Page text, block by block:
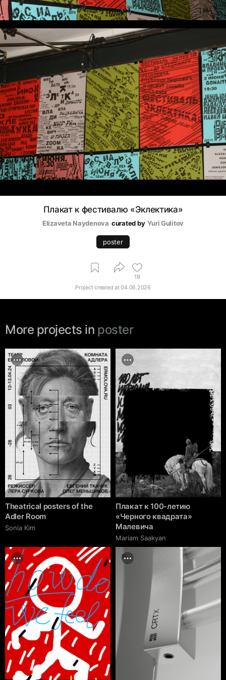
Плакат к фестивалю «Эклектика»
Elizaveta Naydenova curated by Yuri Gulitov
poster
19
Project created at04.06.2026
More projects in poster
Theatrical posters of the
Adler Room
Sonia Kim
Плакат к 100-летию
«Черного квадрата»
Малевича
Mariam Saakyan